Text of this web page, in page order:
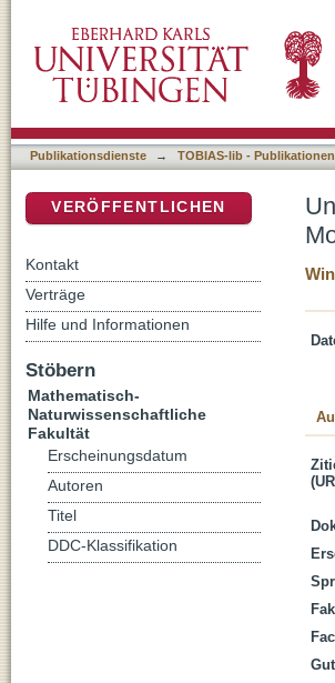
Publikationsdienste → TOBIAS-lib -
VERÖFFENTLICHEN
Kontakt
Verträge
Hilfe und Informationen
Stöbern
Mathematisch-
Naturwissenschaftliche
Fakultät
Erscheinungsdatum
Autoren
Titel
DDC-Klassifikation